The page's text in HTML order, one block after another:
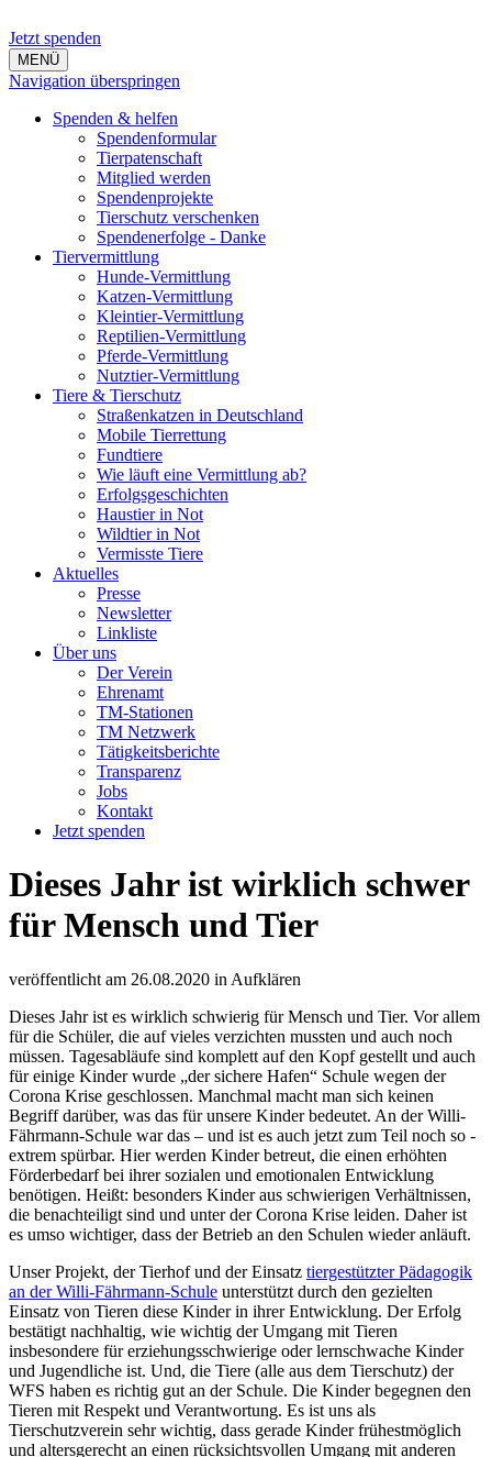
Jetzt spenden
MENÜ
Navigation überspringen
Spenden & helfen
Spendenformular
Tierpatenschaft
Mitglied werden
Spendenprojekte
Tierschutz verschenken
Spendenerfolge - Danke
Tiervermittlung
Hunde-Vermittlung
Katzen-Vermittlung
Kleintier-Vermittlung
Reptilien-Vermittlung
Pferde-Vermittlung
Nutztier-Vermittlung
Tiere & Tierschutz
Straßenkatzen in Deutschland
Mobile Tierrettung
Fundtiere
Wie läuft eine Vermittlung ab?
Erfolgsgeschichten
Haustier in Not
Wildtier in Not
Vermisste Tiere
Aktuelles
Presse
Newsletter
Linkliste
Über uns
Der Verein
Ehrenamt
TM-Stationen
TM Netzwerk
Tätigkeitsberichte
Transparenz
Jobs
Kontakt
Jetzt spenden
Dieses Jahr ist wirklich schwer
für Mensch und Tier
veröffentlicht am 26.08.2020 in Aufklären
Dieses Jahr ist es wirklich schwierig für Mensch und Tier. Vor allem
für die Schüler, die auf vieles verzichten mussten und auch noch
müssen. Tagesabläufe sind komplett auf den Kopf gestellt und auch
für einige Kinder wurde „der sichere Hafen“ Schule wegen der
Corona Krise geschlossen. Manchmal macht man sich keinen
Begriff darüber, was das für unsere Kinder bedeutet. An der Willi-
Fährmann-Schule war das – und ist es auch jetzt zum Teil noch so -
extrem spürbar. Hier werden Kinder betreut, die einen erhöhten
Förderbedarf bei ihrer sozialen und emotionalen Entwicklung
benötigen. Heißt: besonders Kinder aus schwierigen Verhältnissen,
die benachteiligt sind und unter der Corona Krise leiden. Daher ist
es umso wichtiger, dass der Betrieb an den Schulen wieder anläuft.
Unser Projekt, der Tierhof und der Einsatz tiergestützter Pädagogik
an der Willi-Fährmann-Schule unterstützt durch den gezielten
Einsatz von Tieren diese Kinder in ihrer Entwicklung. Der Erfolg
bestätigt nachhaltig, wie wichtig der Umgang mit Tieren
insbesondere für erziehungsschwierige oder lernschwache Kinder
und Jugendliche ist. Und, die Tiere (alle aus dem Tierschutz) der
WFS haben es richtig gut an der Schule. Die Kinder begegnen den
Tieren mit Respekt und Verantwortung. Es ist uns als
Tierschutzverein sehr wichtig, dass gerade Kinder frühestmöglich
und altersgerecht an einen rücksichtsvollen Umgang mit anderen